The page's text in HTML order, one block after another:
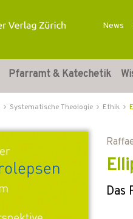
News
Pfarramt & Katechetik
Systematische Theologie Ethik
Das